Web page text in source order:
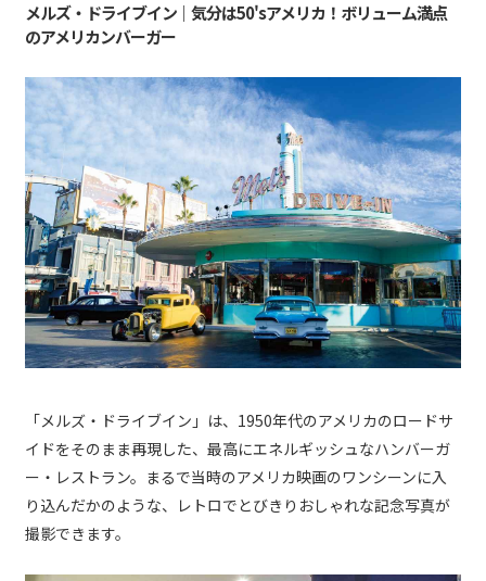
メルズ・ドライブイン｜気分は50'sアメリカ！ボリューム満点
のアメリカンバーガー
「メルズ・ドライブイン」は、1950年代のアメリカのロードサ
イドをそのまま再現した、最高にエネルギッシュなハンバーガ
ー・レストラン。まるで当時のアメリカ映画のワンシーンに入
り込んだかのような、レトロでとびきりおしゃれな記念写真が
撮影できます。